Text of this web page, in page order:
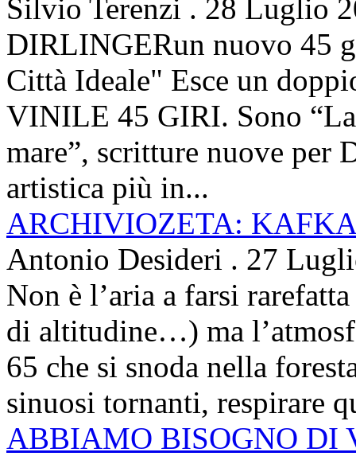
Silvio Terenzi . 28 Luglio
DIRLINGERun nuovo 45
Città Ideale" Esce un
VINILE 45 GIRI. Sono
mare”, scritture nuove per
artistica più in...
ARCHIVIOZETA:
Antonio Desideri . 27
Non è l’aria a farsi
di altitudine…) ma
65 che si snoda nella
sinuosi tornanti, respirare
ABBIAMO BISOGNO DI